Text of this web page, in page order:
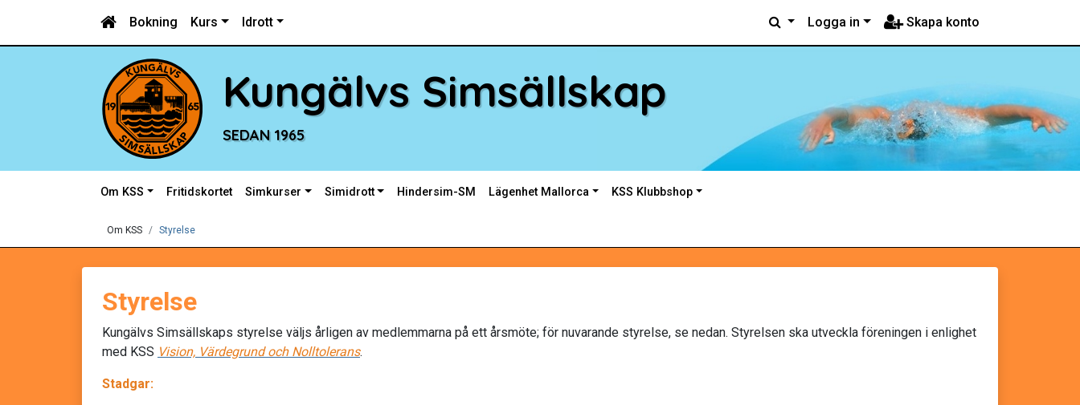
Bokning Kurs Idrott Logga in Skapa konto
Kungälvs Simsällskap
SEDAN 1965
Om KSS Fritidskortet Simkurser Simidrott Hindersim-SM Lägenhet Mallorca KSS Klubbshop
Om KSS Styrelse
Styrelse
Kungälvs Simsällskaps styrelse väljs årligen av medlemmarna på ett årsmöte; för nuvarande styrelse, se nedan. Styrelsen ska utveckla föreningen i enlighet
med KSS Vision, Värdegrund och Nolltolerans.
Stadgar: